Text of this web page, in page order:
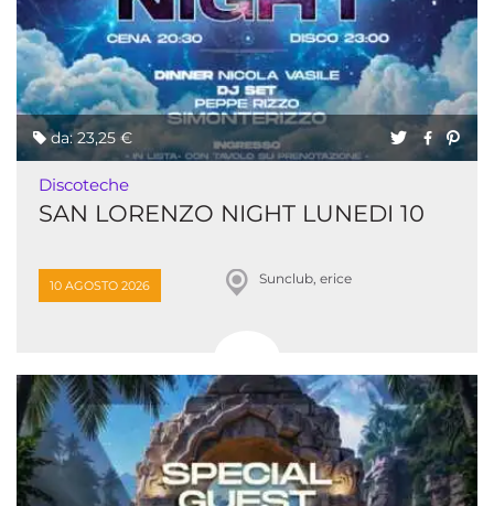
da: 23,25 €
Discoteche
SAN LORENZO NIGHT LUNEDI 10
10 AGOSTO 2026 Sunclub, erice